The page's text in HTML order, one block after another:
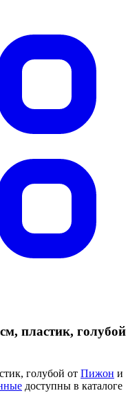
пластик, голубой
голубой от Пижон и
доступны в каталоге